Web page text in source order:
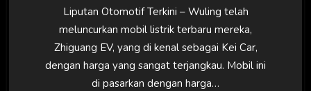
Liputan Otomotif Terkini – Wuling telah
meluncurkan mobil listrik terbaru mereka,
Zhiguang EV, yang di kenal sebagai Kei Car,
dengan harga yang sangat terjangkau. Mobil ini
di pasarkan dengan harga…